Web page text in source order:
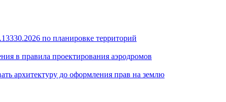
по планировке территорий
в правила проектирования аэродромов
архитектуру до оформления прав на землю